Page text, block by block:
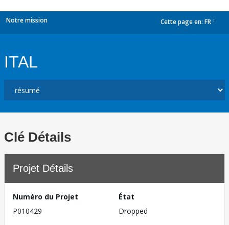
Notre mission Cette page en: FR
ITAL
Clé Détails
Projet Détails
Numéro du Projet
P010429
État
Dropped